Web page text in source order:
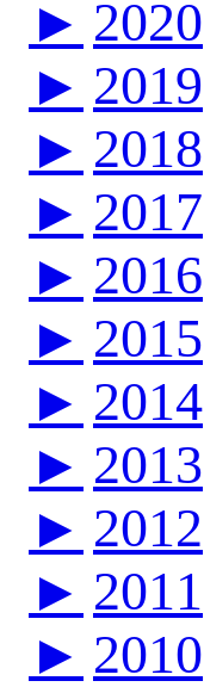
► 2020
► 2019
► 2018
► 2017
► 2016
► 2015
► 2014
► 2013
► 2012
► 2011
► 2010